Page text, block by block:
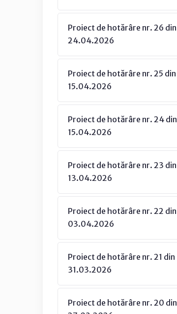
Proiect de hotărâre nr. 26 din
24.04.2026
Proiect de hotărâre nr. 25 din
15.04.2026
Proiect de hotărâre nr. 24 din
15.04.2026
Proiect de hotărâre nr. 23 din
13.04.2026
Proiect de hotărâre nr. 22 din
03.04.2026
Proiect de hotărâre nr. 21 din
31.03.2026
Proiect de hotărâre nr. 20 din